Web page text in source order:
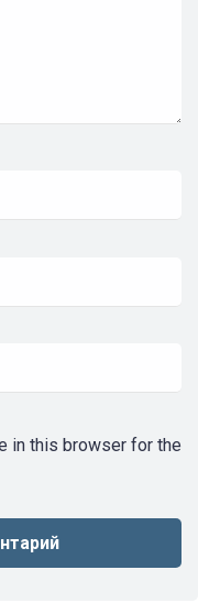
in this browser for the